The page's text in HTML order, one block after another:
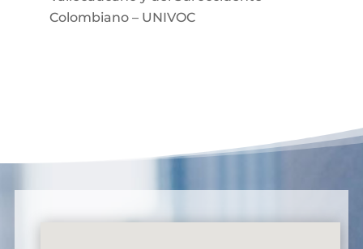
Colombiano – UNIVOC